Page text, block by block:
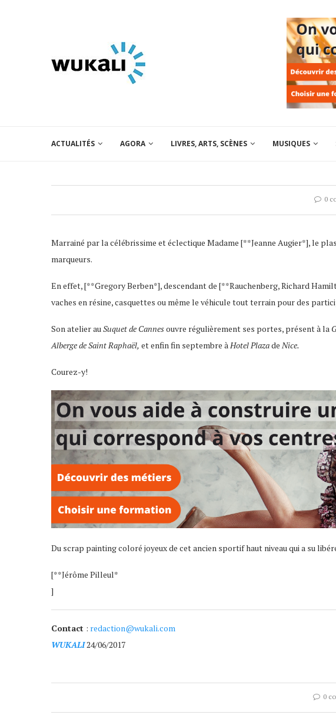
ACTUALITÉS AGORA LIVRES, ARTS, SCÈNES MUSIQUES
0
Marrainé par la célébrissime et éclectique Madame [**Jeanne Augier*], le
marqueurs.
En effet, [**Gregory Berben*], descendant de [**Rauchenberg, Richard
vaches en résine, casquettes ou même le véhicule tout terrain pour des
Son atelier auSuquet de Cannesouvre régulièrement ses portes, présent à la
Alberge de Saint Raphaël, et enfin fin septembre àHotel Plazade Nice.
Courez-y!
Du scrap painting coloré joyeux de cet ancien sportif haut niveau qui a su
[**Jérôme Pilleul*
]
Contact : redaction@wukali.com
WUKALI24/06/2017
0